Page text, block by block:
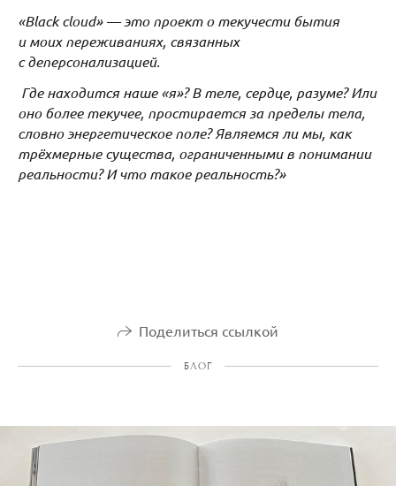
«Black cloud» — это проект о текучести бытия
и моих переживаниях, связанных
с деперсонализацией.
Где находится наше «я»? В теле, сердце, разуме? Или
оно более текучее, простирается за пределы тела,
словно энергетическое поле? Являемся ли мы, как
трёхмерные существа, ограниченными в понимании
реальности? И что такое реальность?»
Поделиться ссылкой
БЛОГ